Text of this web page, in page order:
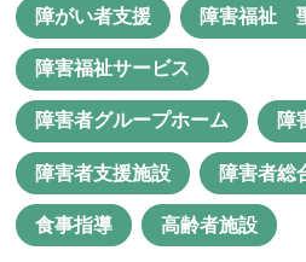
相談支援員 相
相談支援業務
社会福祉士 社
福利厚生 福祉
福祉業界 管理
障がい者支援 障害福祉
障害福祉サービス
障害者グループホーム 障
障害者支援施設 障害者総
食事指導 高齢者施設